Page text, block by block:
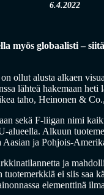
6.4.2022
myös globaalisti –
ollut alusta alkaen
lähteä hakemaan
taho, Heinonen & Co.,
sekä F-liigan nimi
alueella. Alkuun
Aasian ja Pohjois-
ja
ei siis saa
elementtinä